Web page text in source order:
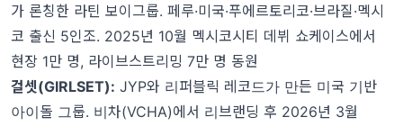
가 론칭한 라틴 보이그룹. 페루·미국·푸에르토리코·브라질·멕시
코 출신 5인조. 2025년 10월 멕시코시티 데뷔 쇼케이스에서
현장 1만 명, 라이브스트리밍 7만 명 동원
걸셋(GIRLSET): JYP와 리퍼블릭 레코드가 만든 미국 기반
아이돌 그룹. 비차(VCHA)에서 리브랜딩 후 2026년 3월